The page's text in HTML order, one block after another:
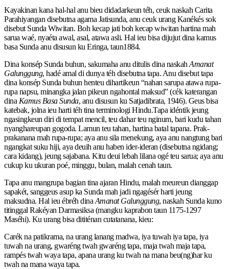
Kayakinan kana hal-hal anu bieu didadarkeun téh, ceuk naskah Carita
Parahiyangan disebutna agama Jatisunda, anu ceuk urang Kanékés sok
disebut Sunda Wiwitan. Boh kecap jati boh kecap wiwitan hartina mah
sarua waé, nyaéta awal, asal, atawa asli. Hal ieu bisa dijujut dina kamus
basa Sunda anu disusun ku Eringa, taun1884.
Dina konsép Sunda buhun, sakumaha anu ditulis dina naskah Amanat
Galunggung, hadé amal di dunya téh disebutna tapa. Anu disebut tapa
dina konsép Sunda buhun henteu dihartikeun “nahan sarupa atawa rupa-
rupa napsu, minangka jalan pikeun ngahontal maksud” (cék katerangan
dina Kamus Basa Sunda, anu disusun ku Satjadibrata, 1946). Geus bisa
katebak, jolna ieu harti téh tina terminologi Hindu.Tapa idéntik jeung
ngasingkeun diri di tempat mencil, teu dahar teu nginum, bari kudu tahan
nyanghareupan gogoda. Lamun teu tahan, hartina batal tapana. Prak-
prakanana mah rupa-rupa; aya anu sila menekung, aya anu nangtung bari
ngangkat suku hiji, aya deuih anu haben ider-ideran (disebutna ngidang;
cara kidang), jeung sajabana. Kitu deui lebah lilana ogé teu sarua; aya anu
cukup ku ukuran poé, minggu, bulan, malah cenah taun.
Tapa anu mangrupa bagian tina ajaran Hindu, malah meureun dianggap
sapakét, sanggeus asup ka Sunda mah jadi ngagésér harti jeung
maksudna. Hal ieu ébréh dina Amanat Galunggung, naskah Sunda kuno
titinggal Rakéyan Darmasiksa (mangku kaprabon taun 1175-1297
Maséhi). Ku urang bisa dititénan cutatanana, kieu:
Carék na patikrama, na urang lanang madwa, iya tuwah iya tapa, iya
tuwah na urang, gwaréng twah gwaréng tapa, maja twah maja tapa,
rampés twah waya tapa, apana urang ku twah na mana beu(ng)har ku
twah na mana waya tapa.